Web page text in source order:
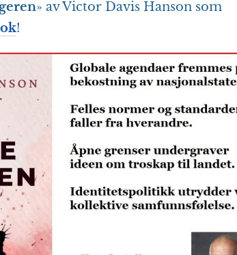
» av Victor Davis Hanson som
!